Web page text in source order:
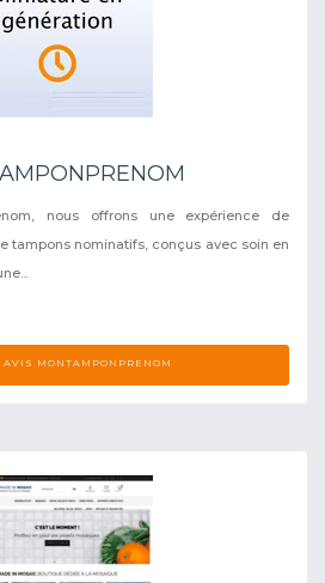
nous offrons une expérience de
tampons nominatifs, conçus avec soin en
AVIS MONTAMPONPRENOM